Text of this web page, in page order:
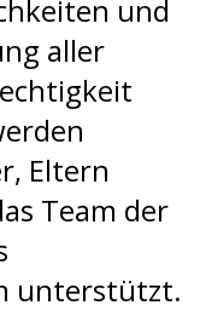
und
aller
Eltern
Team der
unterstützt.